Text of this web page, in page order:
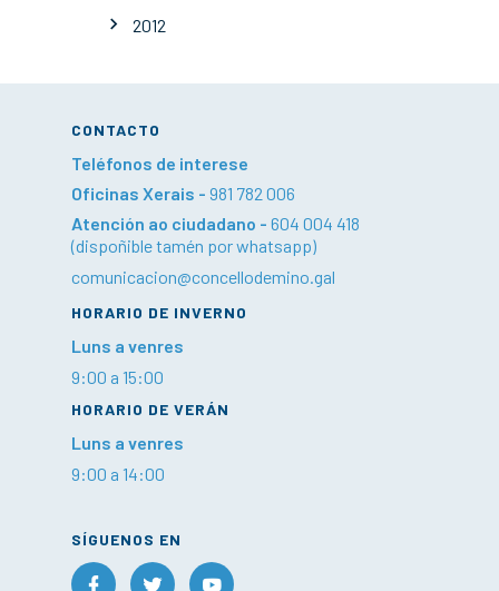
2012
CONTACTO
Teléfonos de interese
Oficinas Xerais - 981 782 006
Atención ao ciudadano - 604 004 418
(dispoñible tamén por whatsapp)
comunicacion@concellodemino.gal
HORARIO DE INVERNO
Luns a venres
9:00 a 15:00
HORARIO DE VERÁN
Luns a venres
9:00 a 14:00
SÍGUENOS EN